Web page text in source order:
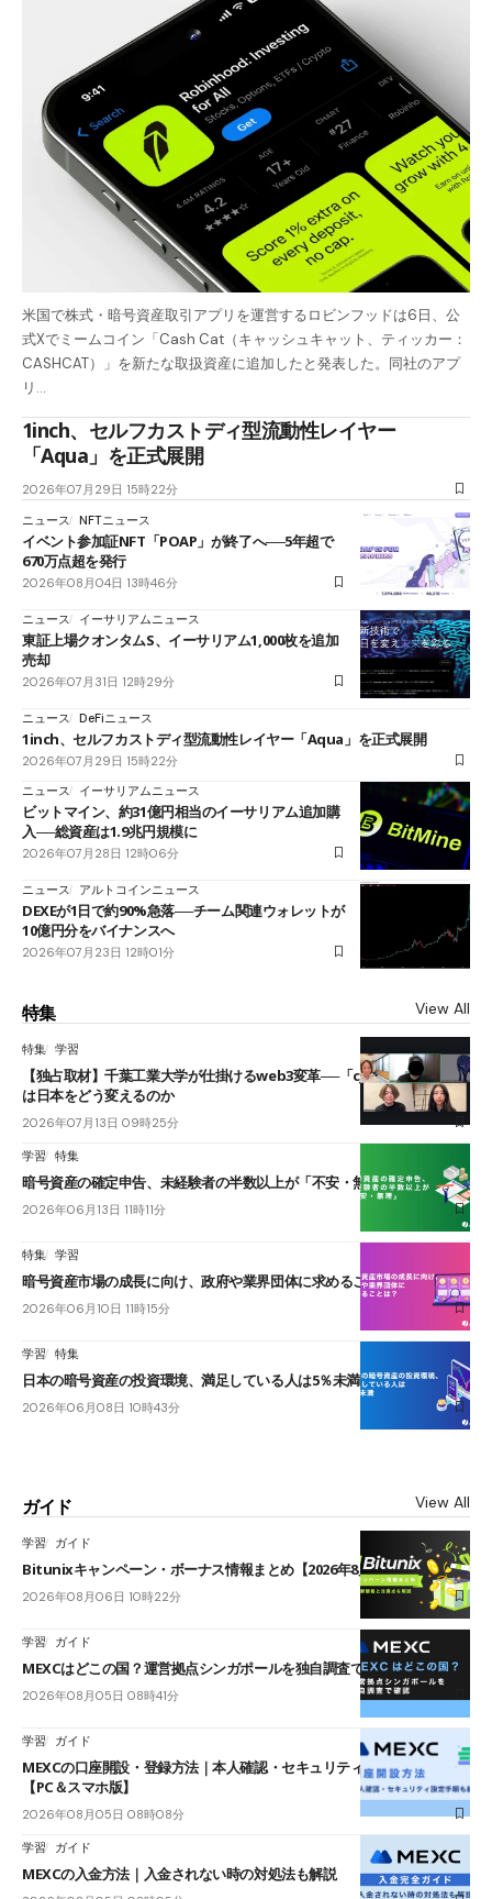
米国で株式・暗号資産取引アプリを運営するロビンフッドは6日、公
式Xでミームコイン「Cash Cat（キャッシュキャット、ティッカー：
CASHCAT）」を新たな取扱資産に追加したと発表した。同社のアプ
リ…
1inch、セルフカストディ型流動性レイヤー
「Aqua」を正式展開
2026年07月29日 15時22分
ニュース NFTニュース
イベント参加証NFT「POAP」が終了へ──5年超で
670万点超を発行
2026年08月04日 13時46分
ニュース イーサリアムニュース
東証上場クオンタムS、イーサリアム1,000枚を追加
売却
2026年07月31日 12時29分
ニュース DeFiニュース
1inch、セルフカストディ型流動性レイヤー「Aqua」を正式展開
2026年07月29日 15時22分
ニュース
イーサリアムニュース
ビットマイン、約31億円相当のイーサリアム追加購
入──総資産は1.9兆円規模に
2026年07月28日 12時06分
ニュース アルトコインニュース
DEXEが1日で約90%急落──チーム関連ウォレットが
10億円分をバイナンスへ
2026年07月23日 12時01分
特集 View All
特集 学習
【独占取材】千葉工業大学が仕掛けるweb3変革──「cJPY」とAIの融合
は日本をどう変えるのか
2026年07月13日 09時25分
学習 特集
暗号資産の確定申告、未経験者の半数以上が「不安・無理」
2026年06月13日 11時11分
特集 学習
暗号資産市場の成長に向け、政府や業界団体に求めることは？
2026年06月10日 11時15分
学習 特集
日本の暗号資産の投資環境、満足している人は5％未満
2026年06月08日 10時43分
ガイド View All
学習 ガイド
Bitunixキャンペーン・ボーナス情報まとめ【2026年8月最新】
2026年08月06日 10時22分
学習 ガイド
MEXCはどこの国？運営拠点シンガポールを独自調査で確認
2026年08月05日 08時41分
学習 ガイド
MEXCの口座開設・登録方法｜本人確認・セキュリティ設定手順も紹介
【PC＆スマホ版】
2026年08月05日 08時08分
学習 ガイド
MEXCの入金方法｜入金されない時の対処法も解説